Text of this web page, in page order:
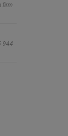
firm
944